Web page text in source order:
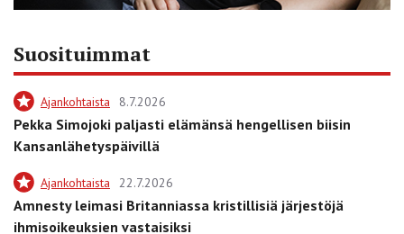
Suosituimmat
Ajankohtaista 8.7.2026
Pekka Simojoki paljasti elämänsä hengellisen biisin
Kansanlähetyspäivillä
Ajankohtaista 22.7.2026
Amnesty leimasi Britanniassa kristillisiä järjestöjä
ihmisoikeuksien vastaisiksi